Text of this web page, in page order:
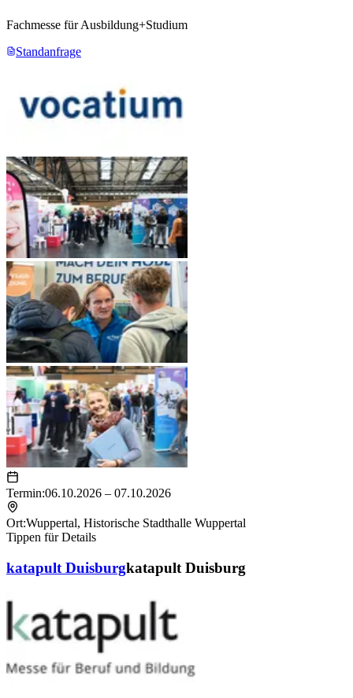
Fachmesse für Ausbildung+Studium
Standanfrage
Termin:06.10.2026 – 07.10.2026
Ort:Wuppertal, Historische Stadthalle Wuppertal
Tippen für Details
katapult Duisburgkatapult Duisburg